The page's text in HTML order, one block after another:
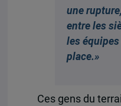
une
entre les
les
place.»
Ces gens du